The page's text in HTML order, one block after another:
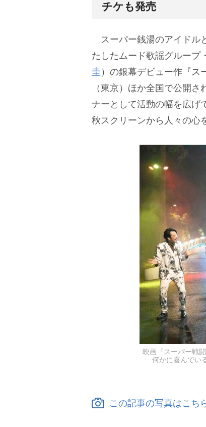
チケも発売
スーパー銭湯のアイドル
たしたムード歌謡グループ・
圭 ）の銀幕デビュー作『ス
（東京）ほか全国で公開
ナーとして活動の幅を広げ
秋スクリーンから人々の心
映画『スーパー戦
何かに喜んでい
この記事の写真はこち